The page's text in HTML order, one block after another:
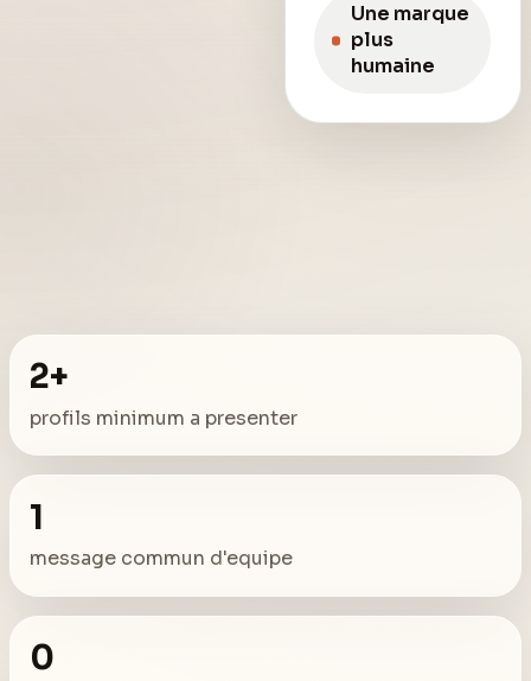
Une marque
plus
humaine
2+
profils minimum a presenter
1
message commun d'equipe
0